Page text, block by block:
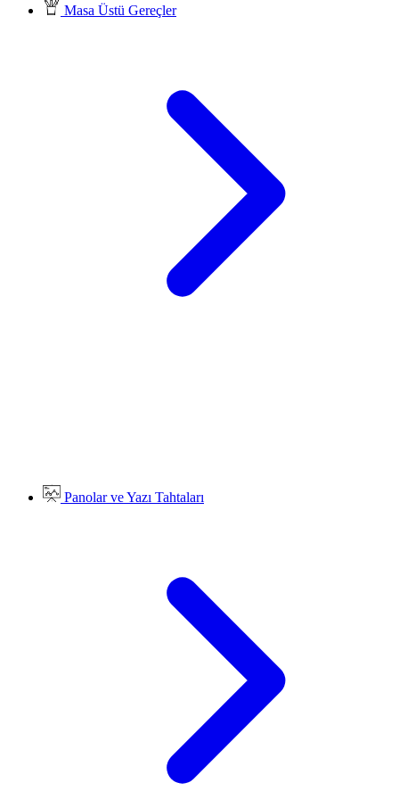
Masa Üstü Gereçler
Panolar ve Yazı Tahtaları